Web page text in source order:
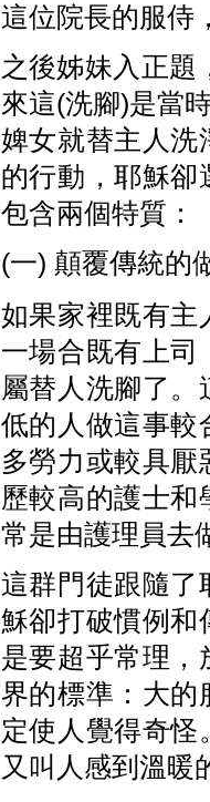
這位院長的服侍
之後姊妹入正
來這(洗腳)是當
婢女就替主人洗
的行動，耶穌卻
包含兩個特質：
(一) 顛覆傳統的
如果家裡既有主
一場合既有上司
屬替人洗腳了
低的人做這事較
多勞力或較具
歷較高的護士
常是由護理員去
這群門徒跟隨了
穌卻打破慣例和
是要超乎常理，
界的標準：大的
定使人覺得奇
又叫人感到溫暖